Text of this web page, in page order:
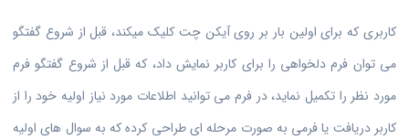
کاربری که برای اولین بار بر روی آیکن چت کلیک میکند، قبل از شروع گفتگو
می توان فرم دلخواهی را برای کاربر نمایش داد، که قبل از شروع گفتگو فرم
مورد نظر را تکمیل نماید، در فرم می توانید اطلاعات مورد نیاز اولیه خود را از
کاربر دریافت یا فرمی به صورت مرحله ای طراحی کرده که به سوال های اولیه